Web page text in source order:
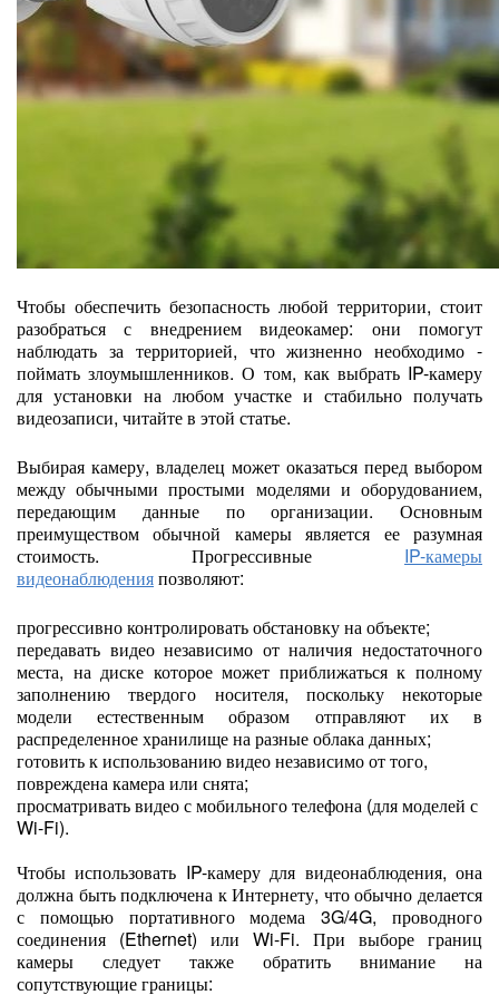
Чтобы обеспечить безопасность любой территории, стоит
разобраться с внедрением видеокамер: они помогут
наблюдать за территорией, что жизненно необходимо -
поймать злоумышленников. О том, как выбрать IP-камеру
для установки на любом участке и стабильно получать
видеозаписи, читайте в этой статье.
Выбирая камеру, владелец может оказаться перед выбором
между обычными простыми моделями и оборудованием,
передающим данные по организации. Основным
преимуществом обычной камеры является ее разумная
стоимость. Прогрессивные IP-камеры
видеонаблюденияпозволяют:
прогрессивно контролировать обстановку на объекте;
передавать видео независимо от наличия недостаточного
места, на диске которое может приближаться к полному
заполнению твердого носителя, поскольку некоторые
модели естественным образом отправляют их в
распределенное хранилище на разные облака данных;
готовить к использованию видео независимо от того,
повреждена камера или снята;
просматривать видео с мобильного телефона (для моделей с
Wi-Fi).
Чтобы использовать IP-камеру для видеонаблюдения, она
должна быть подключена к Интернету, что обычно делается
с помощью портативного модема 3G/4G, проводного
соединения (Ethernet) или Wi-Fi. При выборе границ
камеры следует также обратить внимание на
сопутствующие границы: